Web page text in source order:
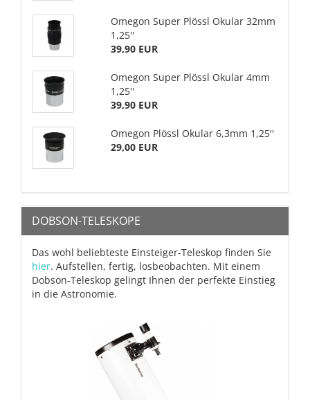
Omegon Super Plössl Okular 32mm
1,25''
39,90 EUR
Omegon Super Plössl Okular 4mm
1,25''
39,90 EUR
Omegon Plössl Okular 6,3mm 1,25''
29,00 EUR
DOBSON-TELESKOPE
Das wohl beliebteste Einsteiger-Teleskop finden Sie
hier. Aufstellen, fertig, losbeobachten. Mit einem
Dobson-Teleskop gelingt Ihnen der perfekte Einstieg
in die Astronomie.